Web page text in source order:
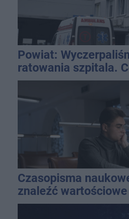
Powiat:
ratowania szpitala.
Czasopisma
znaleźć